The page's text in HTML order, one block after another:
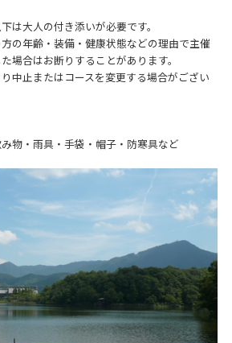
は大人の付き添いが必要です。
の年齢・装備・健康状態などの理由で主催
場合はお断りすることがあります。
中止またはコースを変更する場合がござい
物・雨具・手袋・帽子・防寒具など